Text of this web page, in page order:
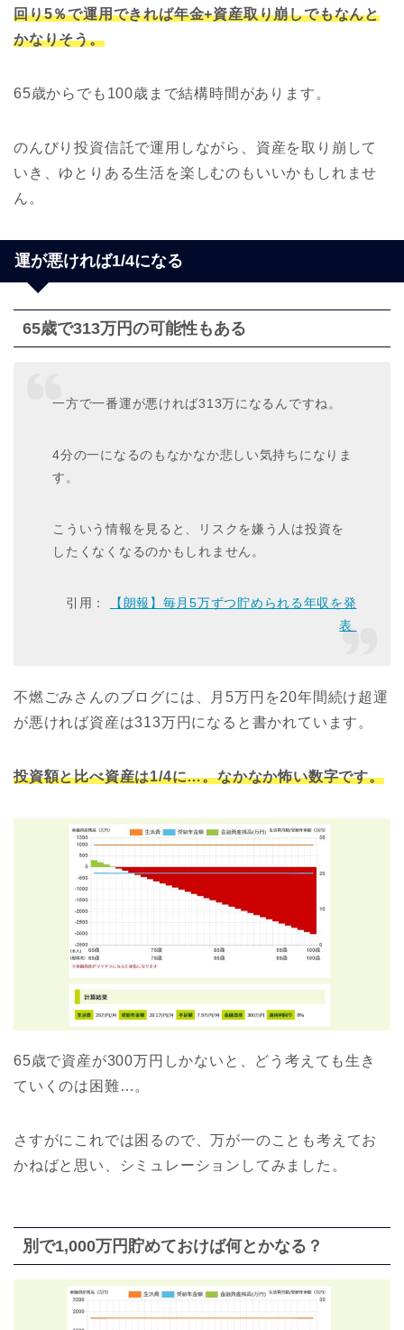
回り5％で運用できれば年金+資産取り崩しでもなんと
かなりそう。
65歳からでも100歳まで結構時間があります。
のんびり投資信託で運用しながら、資産を取り崩して
いき、ゆとりある生活を楽しむのもいいかもしれませ
ん。
運が悪ければ1/4になる
65歳で313万円の可能性もある
一方で一番運が悪ければ313万になるんですね。
4分の一になるのもなかなか悲しい気持ちになりま
す。
こういう情報を見ると、リスクを嫌う人は投資を
したくなくなるのかもしれません。
引用：
【朗報】毎月5万ずつ貯められる年収を発
表
不燃ごみさんのブログには、月5万円を20年間続け超運
が悪ければ資産は313万円になると書かれています。
投資額と比べ資産は1/4に…。なかなか怖い数字です。
65歳で資産が300万円しかないと、どう考えても生き
ていくのは困難…。
さすがにこれでは困るので、万が一のことも考えてお
かねばと思い、シミュレーションしてみました。
別で1,000万円貯めておけば何とかなる？